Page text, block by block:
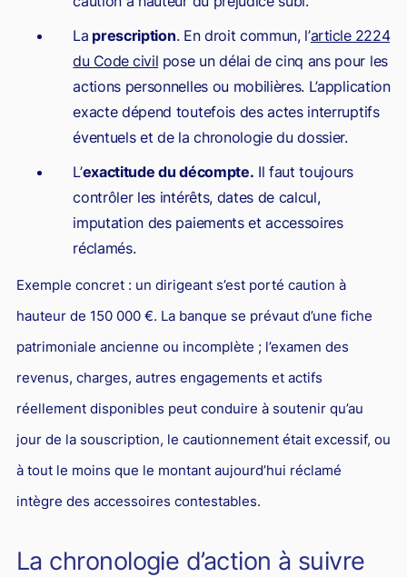
La prescription. En droit commun, l’article 2224
du Code civil pose un délai de cinq ans pour les
actions personnelles ou mobilières. L’application
exacte dépend toutefois des actes interruptifs
éventuels et de la chronologie du dossier.
L’exactitude du décompte. Il faut toujours
contrôler les intérêts, dates de calcul,
imputation des paiements et accessoires
réclamés.
Exemple concret : un dirigeant s’est porté caution à
hauteur de 150 000 €. La banque se prévaut d’une fiche
patrimoniale ancienne ou incomplète ; l’examen des
revenus, charges, autres engagements et actifs
réellement disponibles peut conduire à soutenir qu’au
jour de la souscription, le cautionnement était excessif, ou
à tout le moins que le montant aujourd’hui réclamé
intègre des accessoires contestables.
La chronologie d’action à suivre